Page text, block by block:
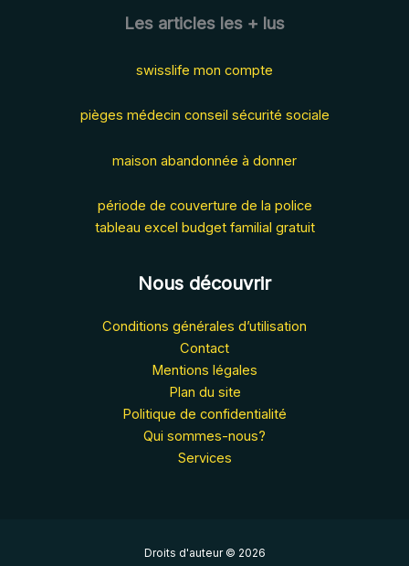
Les articles les + lus
swisslife mon compte
pièges médecin conseil sécurité sociale
maison abandonnée à donner
période de couverture de la police
tableau excel budget familial gratuit
Nous découvrir
Conditions générales d’utilisation
Contact
Mentions légales
Plan du site
Politique de confidentialité
Qui sommes-nous?
Services
Droits d'auteur © 2026